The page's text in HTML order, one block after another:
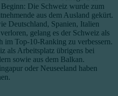
Die Schweiz wurde zum
aus dem Ausland gekürt.
Deutschland, Spanien, Italien
gelang es der Schweiz als
im Top-10-Ranking zu verbessern.
als Arbeitsplatz übrigens bei
sowie aus dem Balkan.
oder Neuseeland haben